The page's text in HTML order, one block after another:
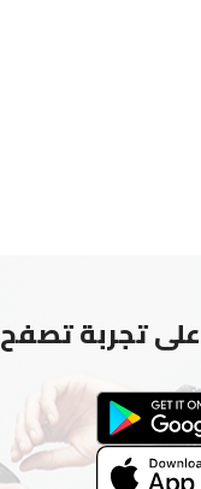
تجربة تصفح